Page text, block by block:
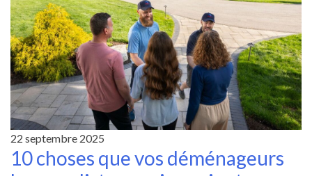
22 septembre 2025
10 choses que vos déménageurs